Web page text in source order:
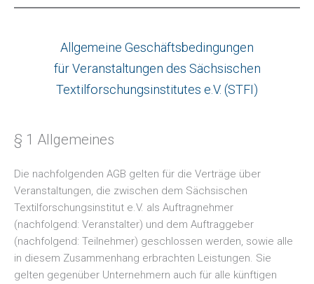
Allgemeine Geschäftsbedingungen
für Veranstaltungen des Sächsischen
Textilforschungsinstitutes e.V. (STFI)
§ 1 Allgemeines
Die nachfolgenden AGB gelten für die Verträge über
Veranstaltungen, die zwischen dem Sächsischen
Textilforschungsinstitut e.V. als Auftragnehmer
(nachfolgend: Veranstalter) und dem Auftraggeber
(nachfolgend: Teilnehmer) geschlossen werden, sowie alle
in diesem Zusammenhang erbrachten Leistungen. Sie
gelten gegenüber Unternehmern auch für alle künftigen